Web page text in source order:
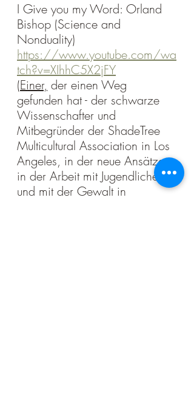
I Give you my Word: Orland
Bishop (Science and
Nonduality)
https://www.youtube.com/wa
tch?v=XIhhC5X2jFY
(Einer, der einen Weg
gefunden hat - der schwarze
Wissenschafter und
Mitbegründer der ShadeTree
Multicultural Association in Los
Angeles, in der neue Ansätze
in der Arbeit mit Jugendlichen
und mit der Gewalt in